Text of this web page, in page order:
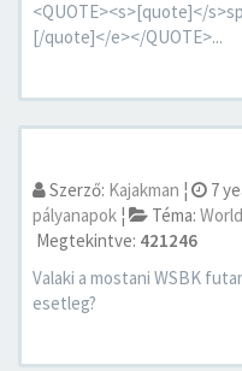
<QUOTE><s>[quote]</
[/quote]</e></QUOTE>...
Szerző: Kajakman ¦ 7
pályanapok ¦ Téma:
Megtekintve: 421246
Valaki a mostani WSBK
esetleg?